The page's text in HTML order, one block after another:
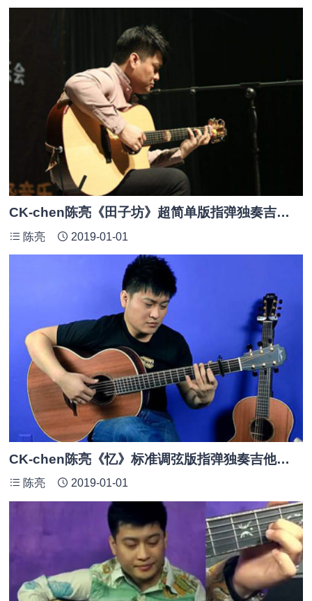
CK-chen陈亮《田子坊》超简单版指弹独奏吉他谱
陈亮 2019-01-01
CK-chen陈亮《忆》标准调弦版指弹独奏吉他谱_附PDF及GTP谱
陈亮 2019-01-01